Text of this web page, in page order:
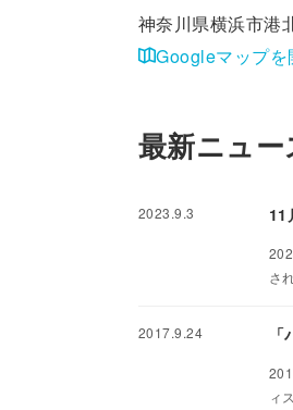
神奈川県横浜市港
Googleマップを
最新ニュー
2023.9.3 11
さ
2017.9.24
ィ